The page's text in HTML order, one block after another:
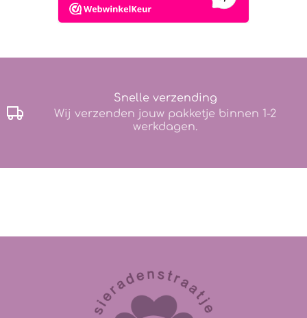
Snelle verzending
Wij verzenden jouw pakketje binnen 1-2
werkdagen.